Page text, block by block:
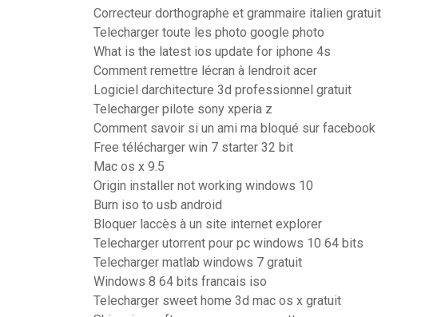
Correcteur dorthographe et grammaire italien gratuit
Telecharger toute les photo google photo
What is the latest ios update for iphone 4s
Comment remettre lécran à lendroit acer
Logiciel darchitecture 3d professionnel gratuit
Telecharger pilote sony xperia z
Comment savoir si un ami ma bloqué sur facebook
Free télécharger win 7 starter 32 bit
Mac os x 9.5
Origin installer not working windows 10
Burn iso to usb android
Bloquer laccès à un site internet explorer
Telecharger utorrent pour pc windows 10 64 bits
Telecharger matlab windows 7 gratuit
Windows 8 64 bits francais iso
Telecharger sweet home 3d mac os x gratuit